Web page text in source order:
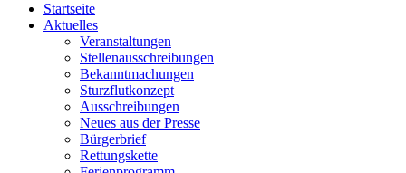
Startseite
Aktuelles
Veranstaltungen
Stellenausschreibungen
Bekanntmachungen
Sturzflutkonzept
Ausschreibungen
Neues aus der Presse
Bürgerbrief
Rettungskette